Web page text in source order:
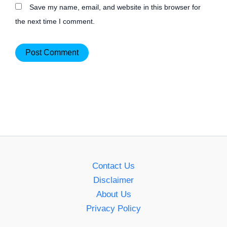
Save my name, email, and website in this browser for
the next time I comment.
Contact Us
Disclaimer
About Us
Privacy Policy